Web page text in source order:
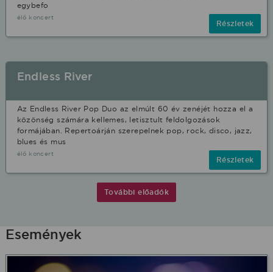
egybefo
élő koncert
Részletek
Endless River
Az Endless River Pop Duo az elmúlt 60 év zenéjét hozza el a
közönség számára kellemes, letisztult feldolgozások
formájában. Repertoárján szerepelnek pop, rock, disco, jazz,
blues és mus
élő koncert
Részletek
További előadók
Események